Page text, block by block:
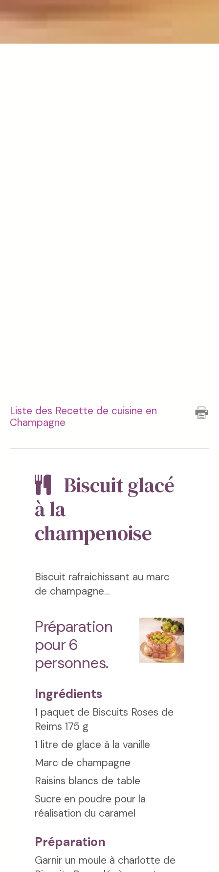
Liste des Recette de cuisine en
Champagne
Biscuit glacé
à la
champenoise
Biscuit rafraichissant au marc
de champagne...
Préparation
pour 6
personnes.
Ingrédients
1 paquet de Biscuits Roses de
Reims 175 g
1 litre de glace à la vanille
Marc de champagne
Raisins blancs de table
Sucre en poudre pour la
réalisation du caramel
Préparation
Garnir un moule à charlotte de